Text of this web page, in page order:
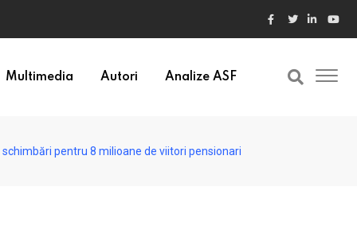
din Bulgaria au valori cu 30% mai mari
Multimedia Autori Analize ASF
pentru 8 milioane de viitori pensionari